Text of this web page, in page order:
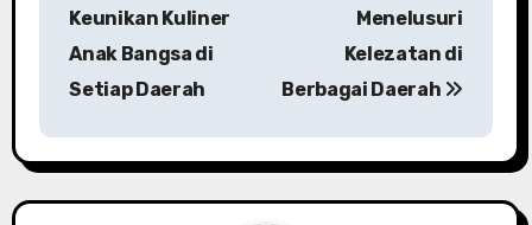
n
a
Keunikan Kuliner
Anak Bangsa di
Setiap Daerah
Menelusuri
Kelezatan di
Berbagai Daerah